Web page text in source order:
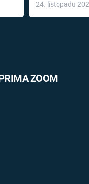
léky
24. listopadu
ZOOM